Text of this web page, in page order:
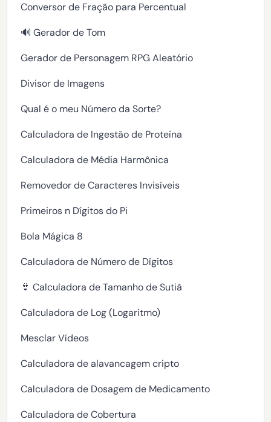
Conversor de Fração para Percentual
🔊 Gerador de Tom
Gerador de Personagem RPG Aleatório
Divisor de Imagens
Qual é o meu Número da Sorte?
Calculadora de Ingestão de Proteína
Calculadora de Média Harmônica
Removedor de Caracteres Invisíveis
Primeiros n Dígitos do Pi
Bola Mágica 8
Calculadora de Número de Dígitos
👙 Calculadora de Tamanho de Sutiã
Calculadora de Log (Logaritmo)
Mesclar Vídeos
Calculadora de alavancagem cripto
Calculadora de Dosagem de Medicamento
Calculadora de Cobertura